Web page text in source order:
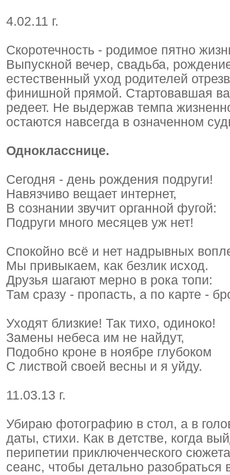
4.02.11 г.
Скоротечность - родимое пятно
Выпускной вечер, свадьба,
естественный уход родителей
финишной прямой. Стартовавшая
редеет. Не выдержав темпа
остаются навсегда в означенном
Однокласснице.
Сегодня - день рождения подруги!
Навязчиво вещает интернет,
В сознании звучит органной фугой:
Подруги много месяцев уж нет!
Спокойно всё и нет надрывных
Мы привыкаем, как безлик исход.
Друзья шагают мерно в рока топи:
Там сразу - пропасть, а по карте -
Уходят близкие! Так тихо, одиноко!
Замены небеса им не найдут,
Подобно кроне в ноябре глубоком
С листвой своей весны и я уйду.
11.03.13 г.
Убираю фотографию в стол, а в
даты, стихи. Как в детстве, когда
перипетии приключенческого
сеанс, чтобы детально